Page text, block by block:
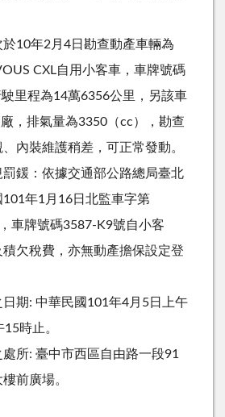
10年2月4日勘查動產車輛為
CXL自用小客車，車牌號碼
里程為14萬6356公里，另該車
，排氣量為3350（cc），勘查
內裝維護稍差，可正常發動。
罰鍰：依據交通部公路總局臺北
101年1月16日北監車字第
車牌號碼3587-K9號自小客
欠稅費，亦無動產擔保設定登
期: 中華民國101年4月5日上午
時止。
所: 臺中市西區自由路一段91
前廣場。